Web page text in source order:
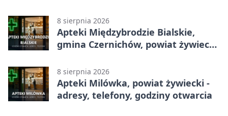
8 sierpnia 2026
Apteki Międzybrodzie Bialskie,
gmina Czernichów, powiat żywiecki
8 sierpnia 2026
Apteki Milówka, powiat żywiecki -
adresy, telefony, godziny otwarcia